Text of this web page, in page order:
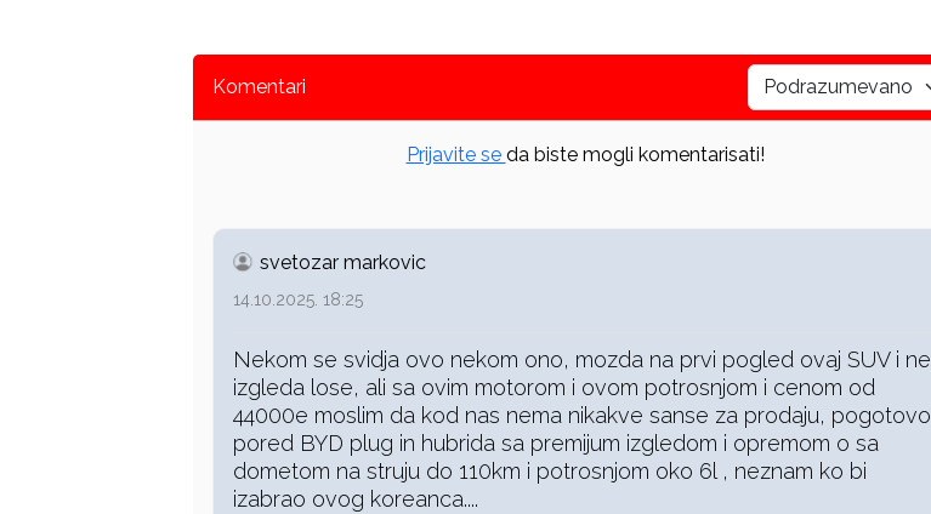
Komentari
Prijavite se da biste mogli komentarisati!
svetozar markovic
14.10.2025. 18:25
Nekom se svidja ovo nekom ono, mozda na prvi pogled ovaj SUV i ne
izgleda lose, ali sa ovim motorom i ovom potrosnjom i cenom od
44000e moslim da kod nas nema nikakve sanse za prodaju, pogotovo
pored BYD plug in hubrida sa premijum izgledom i opremom o sa
dometom na struju do 110km i potrosnjom oko 6l , neznam ko bi
izabrao ovog koreanca....